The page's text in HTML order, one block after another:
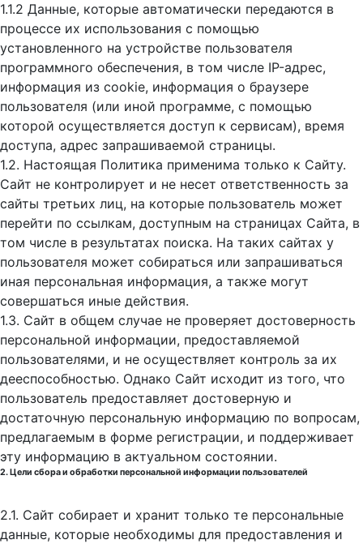
1.1.2 Данные, которые автоматически передаются в
процессе их использования с помощью
установленного на устройстве пользователя
программного обеспечения, в том числе IP-адрес,
информация из cookie, информация о браузере
пользователя (или иной программе, с помощью
которой осуществляется доступ к cервисам), время
доступа, адрес запрашиваемой страницы.
1.2. Настоящая Политика применима только к Сайту.
Сайт не контролирует и не несет ответственность за
сайты третьих лиц, на которые пользователь может
перейти по ссылкам, доступным на страницах Сайта, в
том числе в результатах поиска. На таких сайтах у
пользователя может собираться или запрашиваться
иная персональная информация, а также могут
совершаться иные действия.
1.3. Сайт в общем случае не проверяет достоверность
персональной информации, предоставляемой
пользователями, и не осуществляет контроль за их
дееспособностью. Однако Сайт исходит из того, что
пользователь предоставляет достоверную и
достаточную персональную информацию по вопросам,
предлагаемым в форме регистрации, и поддерживает
эту информацию в актуальном состоянии.
2. Цели сбора и обработки персональной информации пользователей
2.1. Сайт собирает и хранит только те персональные
данные, которые необходимы для предоставления и